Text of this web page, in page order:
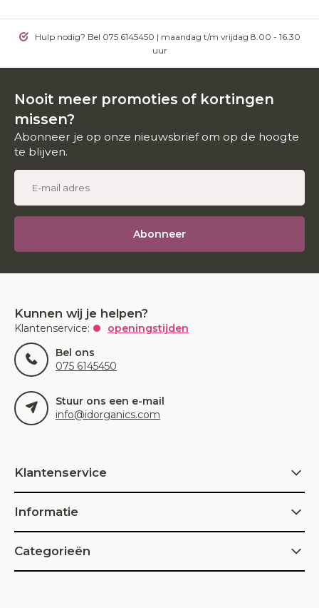
Hulp nodig? Bel 075 6145450 | maandag t/m vrijdag 8.00 - 16.30
uur
Nooit meer promoties of kortingen
missen?
Abonneer je op onze nieuwsbrief om op de hoogte
te blijven.
Abonneer
Kunnen wij je helpen?
Klantenservice:
openingstijden
Bel ons
075 6145450
Stuur ons een e-mail
info@idorganics.com
Klantenservice
Informatie
Categorieën